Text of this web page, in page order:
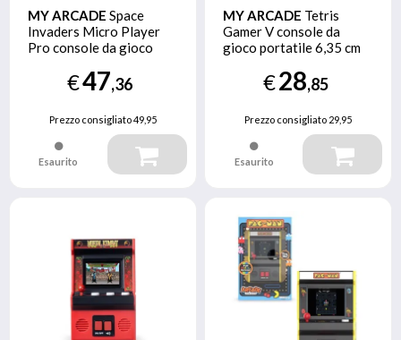
MY ARCADE Space
Invaders Micro Player
Pro console da gioco
Multicolore
€47,36
Prezzo consigliato49,95
Esaurito
MY ARCADE Tetris
Gamer V console da
gioco portatile 6,35 cm
€28,85
Prezzo consigliato 29,95
Esaurito